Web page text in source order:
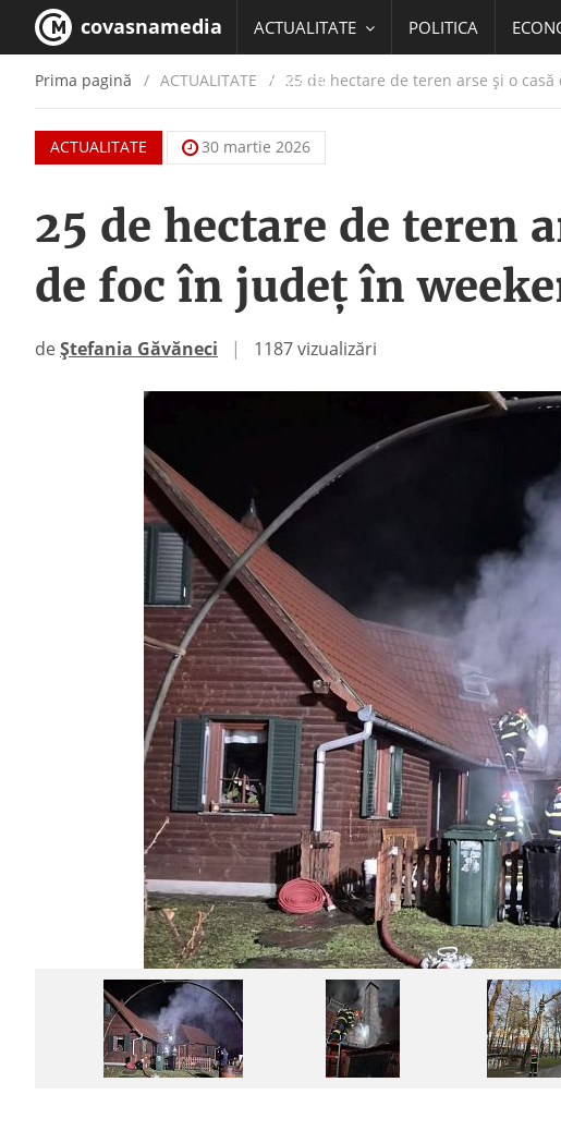
covasnamedia ACTUALITATE POLITICA
EDUCATIE
Prima pagină ACTUALITATE / 25 de hectare de teren arse și o
ACTUALITATE 30 martie 2026
25 de hectare de teren
de foc în județ în
deȘtefania Găvăneci | 1187 vizualizări